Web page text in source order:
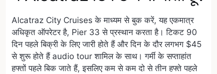
Alcatraz City Cruises के माध्यम से बुक करें, यह एकमात्र
अधिकृत ऑपरेटर है, Pier 33 से प्रस्थान करता है। टिकट 90
दिन पहले बिक्री के लिए जारी होते हैं और दिन के दौर लगभग $45
से शुरू होते हैं audio tour शामिल के साथ। गर्मी के सप्ताहांत
हफ्तों पहले बिक जाते हैं, इसलिए कम से कम दो से तीन हफ्ते पहले